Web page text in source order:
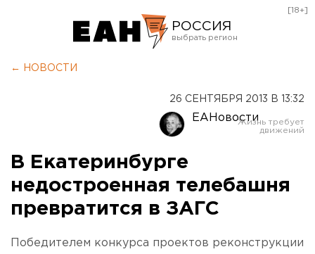
РОССИЯ
Оренбург
[18+]
← НОВОСТИ
26 СЕНТЯБРЯ 2013 В 13:32
ЕАНовости
В Екатеринбурге
недостроенная телебашня
превратится в ЗАГС
Победителем конкурса проектов реконструкции